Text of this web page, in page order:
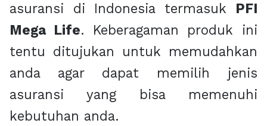
asuransi di Indonesia termasuk PFI
Mega Life. Keberagaman produk ini
tentu ditujukan untuk memudahkan
anda agar dapat memilih jenis
asuransi yang bisa memenuhi
kebutuhan anda.